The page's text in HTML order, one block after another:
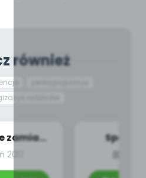
również
rodziców
zamiast
Sposób
Zestaw